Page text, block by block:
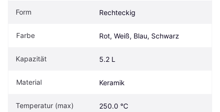
Form Rechteckig
Farbe Rot, Weiß, Blau, Schwarz
Kapazität 5.2 L
Material Keramik
Temperatur (max) 250.0 °C